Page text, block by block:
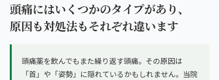
頭痛にはいくつかのタイプがあり、
原因も対処法もそれぞれ違います
頭痛薬を飲んでもまた繰り返す頭痛。その原因は
「首」や「姿勢」に隠れているかもしれません。当院